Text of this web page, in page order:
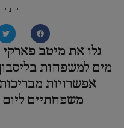
יוני 16, 2026
גלו את מיטב
מים למשפחות
אפשרויות
משפחתיים ליום